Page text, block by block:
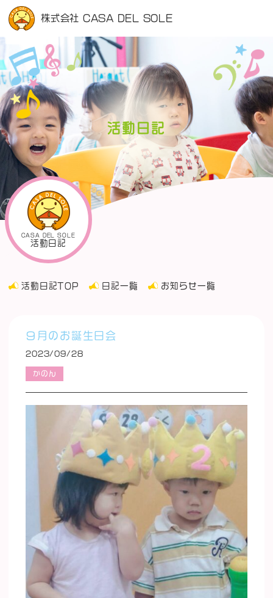
株式会社 CASA DEL SOLE
活動日記
CASA DEL SOLE
活動日記
活動日記TOP 日記一覧 お知らせ一覧
９月のお誕生日会
2023/09/28
かのん